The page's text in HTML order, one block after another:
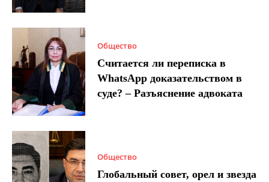
Общество
Считается ли переписка в
WhatsApp доказательством в
суде? – Разъяснение адвоката
Общество
Глобальный совет, орел и звезда